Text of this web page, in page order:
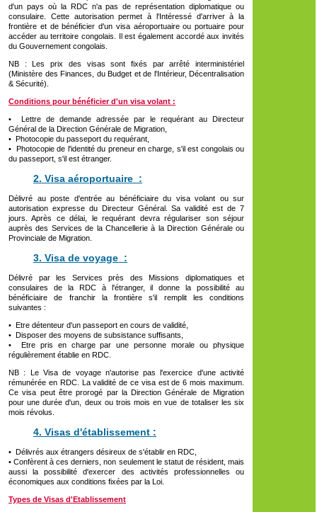
d'un pays où la RDC n'a pas de représentation diplomatique ou
consulaire. Cette autorisation permet à l'Intéressé d'arriver à la
frontière et de bénéficier d'un visa aéroportuaire ou portuaire pour
accéder au territoire congolais. Il est également accordé aux invités
du Gouvernement congolais.
NB : Les prix des visas sont fixés par arrêté interministériel
(Ministère des Finances, du Budget et de l'Intérieur, Décentralisation
& Sécurité).
Conditions pour bénéficier d'un visa volant :
• Lettre de demande adressée par le requérant au Directeur
Général de la Direction Générale de Migration,
• Photocopie du passeport du requérant,
• Photocopie de l'identité du preneur en charge, s'il est congolais ou
du passeport, s'il est étranger.
2. Visa aéroportuaire :
Délivré au poste d'entrée au bénéficiaire du visa volant ou sur
autorisation expresse du Directeur Général. Sa validité est de 7
jours. Après ce délai, le requérant devra régulariser son séjour
auprès des Services de la Chancellerie à la Direction Générale ou
Provinciale de Migration.
3. Visa de voyage :
Délivré par les Services près des Missions diplomatiques et
consulaires de la RDC à l'étranger, il donne la possibilité au
bénéficiaire de franchir la frontière s'il remplit les conditions
suivantes :
• Etre détenteur d'un passeport en cours de validité,
• Disposer des moyens de subsistance suffisants,
• Etre pris en charge par une personne morale ou physique
régulièrement établie en RDC.
NB : Le Visa de voyage n'autorise pas l'exercice d'une activité
rémunérée en RDC. La validité de ce visa est de 6 mois maximum.
Ce visa peut être prorogé par la Direction Générale de Migration
pour une durée d'un, deux ou trois mois en vue de totaliser les six
mois révolus.
4. Visas d'établissement :
• Délivrés aux étrangers désireux de s'établir en RDC,
• Confèrent à ces derniers, non seulement le statut de résident, mais
aussi la possibilité d'exercer des activités professionnelles ou
économiques aux conditions fixées par la Loi.
Types de Visas d'Etablissement